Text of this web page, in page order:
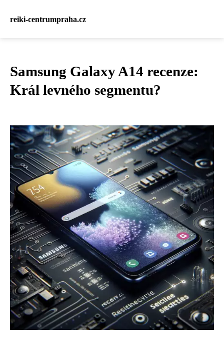
reiki-centrumpraha.cz
Samsung Galaxy A14 recenze:
Král levného segmentu?